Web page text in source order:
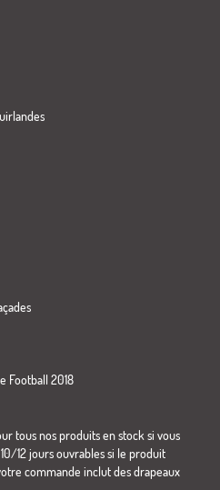
Football 2018
tous nos produits en stock si vous
12 jours ouvrables si le produit
commande inclut des drapeaux